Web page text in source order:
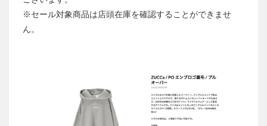
※セール対象商品は店頭在庫を確認することができませ
ん。